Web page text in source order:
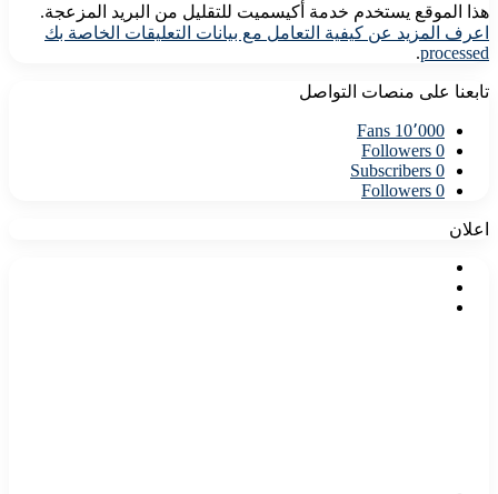
هذا الموقع يستخدم خدمة أكيسميت للتقليل من البريد المزعجة.
اعرف المزيد عن كيفية التعامل مع بيانات التعليقات الخاصة بك
processed
.
تابعنا على منصات التواصل
10٬000 Fans
0
Followers
0
Subscribers
0
Followers
اعلان